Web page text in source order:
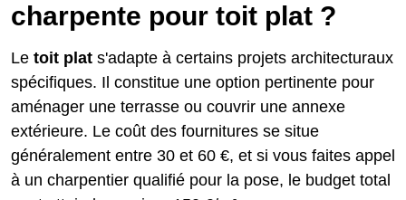
charpente pour toit plat ?
Le toit plat s'adapte à certains projets architecturaux
spécifiques. Il constitue une option pertinente pour
aménager une terrasse ou couvrir une annexe
extérieure. Le coût des fournitures se situe
généralement entre 30 et 60 €, et si vous faites appel
à un charpentier qualifié pour la pose, le budget total